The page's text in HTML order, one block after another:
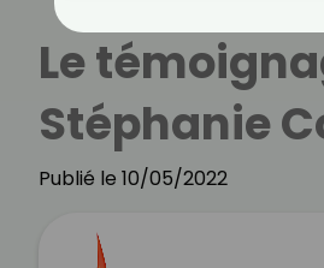
Le
Stéphanie
Publié le 10/05/2022